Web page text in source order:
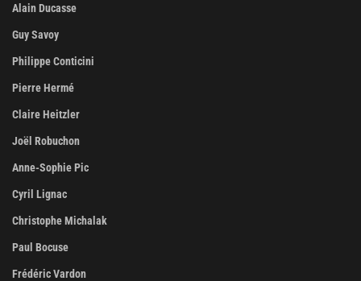
Alain Ducasse
Guy Savoy
Philippe Conticini
Pierre Hermé
Claire Heitzler
Joël Robuchon
Anne-Sophie Pic
Cyril Lignac
Christophe Michalak
Paul Bocuse
Frédéric Vardon